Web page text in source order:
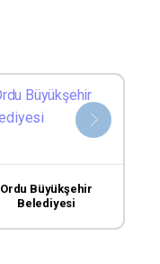
Ordu Büyükşehir
Belediyesi